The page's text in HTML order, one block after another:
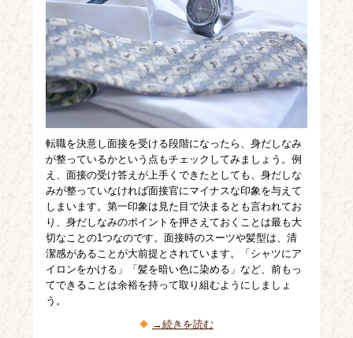
転職を決意し面接を受ける段階になったら、身だしなみ
が整っているかという点もチェックしてみましょう。例
え、面接の受け答えが上手くできたとしても、身だしな
みが整っていなければ面接官にマイナスな印象を与えて
しまいます。第一印象は見た目で決まるとも言われてお
り、身だしなみのポイントを押さえておくことは最も大
切なことの1つなのです。面接時のスーツや髪型は、清
潔感があることが大前提とされています。「シャツにア
イロンをかける」「髪を暗い色に染める」など、前もっ
てできることは余裕を持って取り組むようにしましょ
う。
→続きを読む